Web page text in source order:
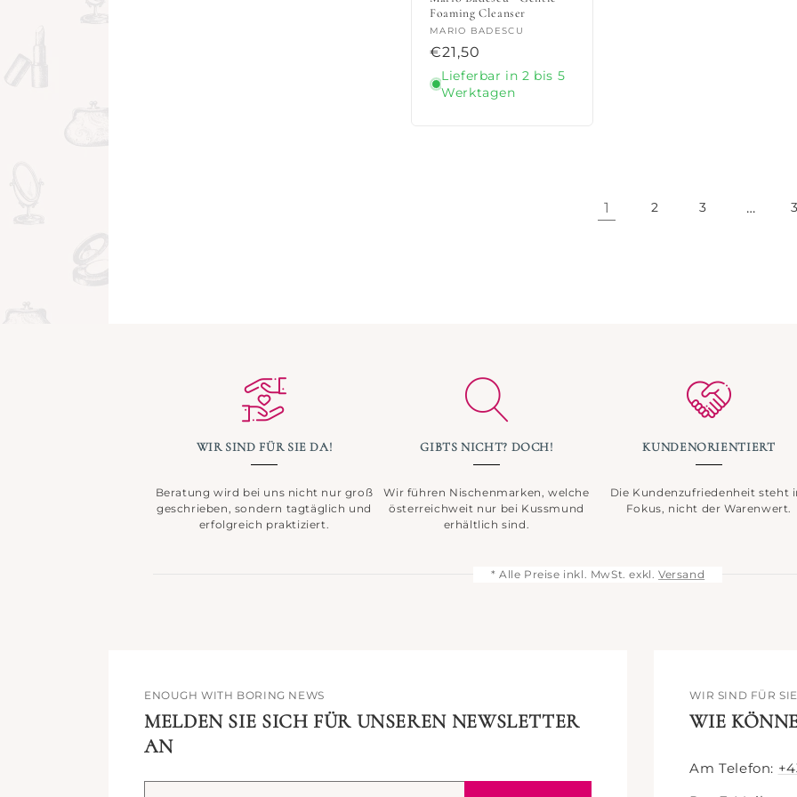
Foaming Cleanser
Anbieter:
MARIO BADESCU
Normaler
Preis
€21,50
Lieferbar in 2 bis 5
Werktagen
1 2 3 …
WIR SIND FÜR SIE DA!
Beratung wird bei uns nicht nur groß
geschrieben, sondern tagtäglich und
erfolgreich praktiziert.
GIBTS NICHT? DOCH!
Wir führen Nischenmarken, welche
österreichweit nur bei Kussmund
erhältlich sind.
KUNDENORIENTIERT
Die Kundenzufriedenheit steht
Fokus, nicht der Warenwert.
* Alle Preise inkl. MwSt. exkl. Versand
ENOUGH WITH BORING NEWS
MELDEN SIE SICH FÜR UNSEREN NEWSLETTER
AN
WIR SIND FÜR
WIE
Am Telefon: